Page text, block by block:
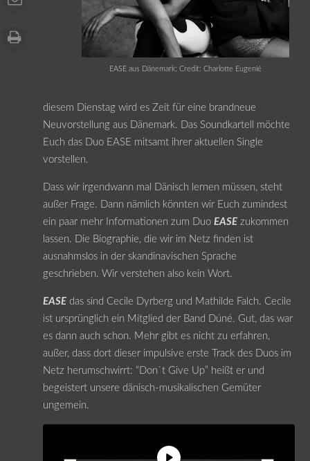
EASE aus Dänemark; Credit: Charlotte Eugenié
diesem Dienstag wird es Zeit für eine brandneue
Neuvorstellung aus Dänemark. Das Soundkartell möchte
Euch das Duo EASE mitsamt ihrer aktuellen Single
vorstellen.
Dass wir irgendwann mal Dänisch lernen müssen, steht
außer Frage. Dann nämlich könnten wir Euch zumindest
ein paar mehr Informationen zum Duo EASE zukommen
lassen. Die Biographie, die wir im Netz finden ist
ausnahmslos in der skandinavischen Sprache
geschrieben. Wir verstehen also kein Wort.
EASE das sind Cecile Dyrberg und Mathilde Falch. Cecile
ist ursprünglich ein Mitglied der Band Dúné. Gut, das war
es dann auch schon. Mehr gibt es nicht zu erfahren,
außer, dass dort dieser impulsive erste Track des Duos im
Netz herumschwirrt: “Don`t Give Up” heißt er und
begeistert unsere dänisch-musikalischen Gemüter
ungemein.